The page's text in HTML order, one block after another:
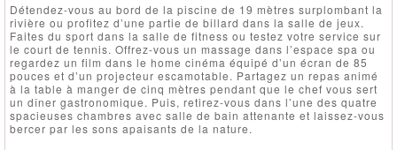
Détendez-vous au bord de la piscine de 19 mètres surplombant la
rivière ou profitez d’une partie de billard dans la salle de jeux.
Faites du sport dans la salle de fitness ou testez votre service sur
le court de tennis. Offrez-vous un massage dans l’espace spa ou
regardez un film dans le home cinéma équipé d’un écran de 85
pouces et d’un projecteur escamotable. Partagez un repas animé
à la table à manger de cinq mètres pendant que le chef vous sert
un dîner gastronomique. Puis, retirez-vous dans l’une des quatre
spacieuses chambres avec salle de bain attenante et laissez-vous
bercer par les sons apaisants de la nature.